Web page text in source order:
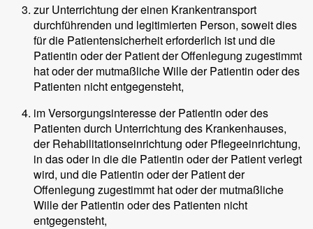
zur Unterrichtung der einen Krankentransport
durchführenden und legitimierten Person, soweit dies
für die Patientensicherheit erforderlich ist und die
Patientin oder der Patient der Offenlegung zugestimmt
hat oder der mutmaßliche Wille der Patientin oder des
Patienten nicht entgegensteht,
im Versorgungsinteresse der Patientin oder des
Patienten durch Unterrichtung des Krankenhauses,
der Rehabilitationseinrichtung oder Pflegeeinrichtung,
in das oder in die die Patientin oder der Patient verlegt
wird, und die Patientin oder der Patient der
Offenlegung zugestimmt hat oder der mutmaßliche
Wille der Patientin oder des Patienten nicht
entgegensteht,